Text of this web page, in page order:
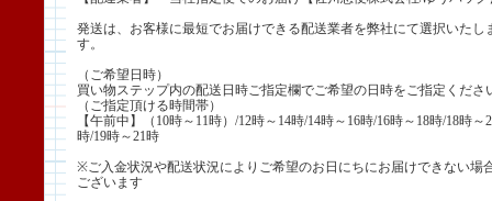
発送は、お客様に最短でお届けできる配送業者を弊社にて選択いたし
す。
（ご希望日時）
買い物ステップ内の配送日時ご指定欄でご希望の日時をご指定くださ
（ご指定頂ける時間帯）
【午前中】（10時～11時）/12時～14時/14時～16時/16時～18時/18時～
時/19時～21時
※ご入金状況や配送状況によりご希望のお日にちにお届けできない場
ございます